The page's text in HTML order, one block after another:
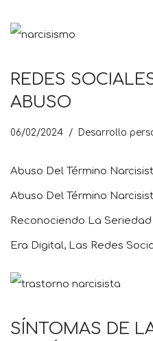
REDES
ABUSO
06/02/2024 Desarrollo
Abuso Del Término
Abuso Del Término
Reconociendo La
Era Digital, Las Redes
SÍNTOMAS DE